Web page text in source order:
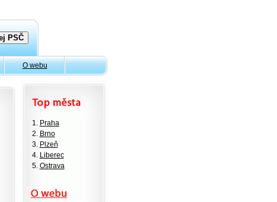
O webu
1. Praha
2. Brno
3. Plzeň
4. Liberec
5. Ostrava